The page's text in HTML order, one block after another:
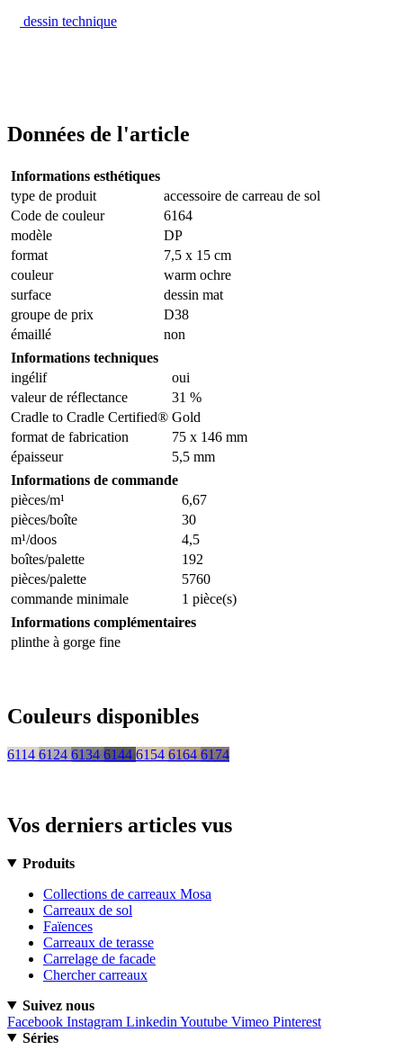
dessin technique
Données de l'article
Informations esthétiques
type de produit
accessoire de carreau de sol
Code de couleur
6164
modèle
DP
format
7,5 x 15 cm
couleur
warm ochre
surface
dessin mat
groupe de prix
D38
émaillé
non
Informations techniques
ingélif
oui
valeur de réflectance
31 %
Cradle to Cradle Certified® Gold
format de fabrication
75 x 146 mm
épaisseur
5,5 mm
Informations de commande
pièces/m¹
6,67
pièces/boîte
30
m¹/doos
4,5
boîtes/palette
192
pièces/palette
5760
commande minimale
1 pièce(s)
Informations complémentaires
plinthe à gorge fine
Couleurs disponibles
6114 6124 6134 6144 6154 6164 6174
Vos derniers articles vus
Produits
Collections de carreaux Mosa
Carreaux de sol
Faïences
Carreaux de terasse
Carrelage de facade
Chercher carreaux
Suivez nous
Facebook Instagram Linkedin Youtube Vimeo Pinterest
Séries